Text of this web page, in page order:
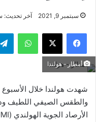
سبتمبر 9, 2021 آخر تحديث:
فيسبوك ‫X
أمطار - هولندا
شهدت هولندا خلال
والطقس الصيفي اللطيف